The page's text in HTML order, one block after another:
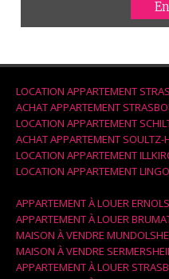
LOCATION APPARTEMENT
ACHAT APPARTEMENT
LOCATION APPARTEMENT
ACHAT APPARTEMENT SOULTZ-
LOCATION APPARTEMENT
LOCATION APPARTEMENT
APPARTEMENT À LOUER
APPARTEMENT À LOUER
MAISON À VENDRE
MAISON À VENDRE
APPARTEMENT À LOUER